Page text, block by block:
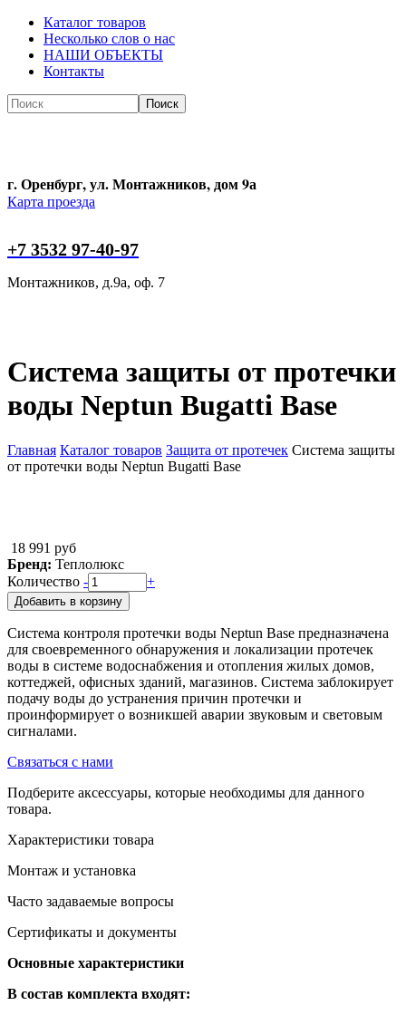
Каталог товаров
Несколько слов о нас
НАШИ ОБЪЕКТЫ
Контакты
Поиск
г. Оренбург, ул. Монтажников, дом 9а
Карта проезда
+7 3532 97-40-97
Монтажников, д.9а, оф. 7
Система защиты от протечки
воды Neptun Bugatti Base
Вы здесь
Главная Каталог товаров Защита от протечек Система защиты
от протечки воды Neptun Bugatti Base
18 991 руб
Бренд: Теплолюкс
Количество - +
Добавить в корзину
Система контроля протечки воды Neptun Base предназначена
для своевременного обнаружения и локализации протечек
воды в системе водоснабжения и отопления жилых домов,
коттеджей, офисных зданий, магазинов. Система заблокирует
подачу воды до устранения причин протечки и
проинформирует о возникшей аварии звуковым и световым
сигналами.
Связаться с нами
Подберите аксессуары, которые необходимы для данного
товара.
Характеристики товара
Монтаж и установка
Часто задаваемые вопросы
Сертификаты и документы
Основные характеристики
В состав комплекта входят: